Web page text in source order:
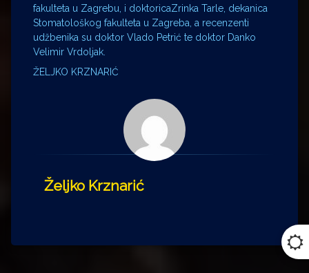
fakulteta u Zagrebu, i doktoricaZrinka Tarle, dekanica
Stomatološkog fakulteta u Zagreba, a recenzenti
udžbenika su doktor Vlado Petrić te doktor Danko
Velimir Vrdoljak.
ŽELJKO KRZNARIĆ
Željko Krznarić